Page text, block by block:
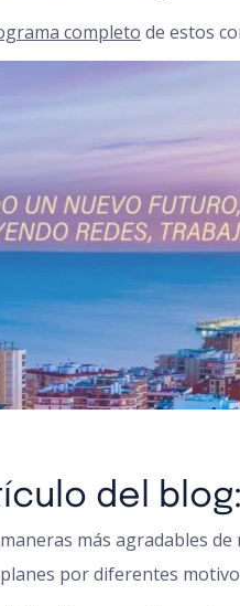
completo de estos
del
más agradables
por diferentes